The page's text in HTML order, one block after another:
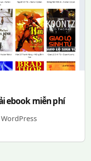
ebook miễn phí